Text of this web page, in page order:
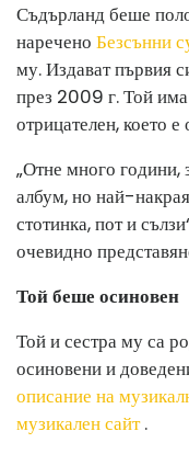
Съдърланд беше
наречено Безсънни
му. Издават
през 2009 г. Той
отрицателен, което
„Отне много
албум, но най-
стотинка, пот и
очевидно
Той беше осиновен
Той и сестра му са
осиновени и
описание на
музикален сайт.